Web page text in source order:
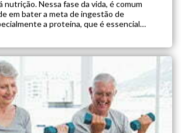
nutrição. Nessa fase da vida, é comum
em bater a meta de ingestão de
a proteína, que é essencial